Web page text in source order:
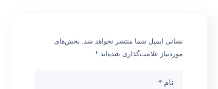
نشانی ایمیل شما منتشر نخواهد شد. بخش‌های
موردنیاز علامت‌گذاری شده‌اند*